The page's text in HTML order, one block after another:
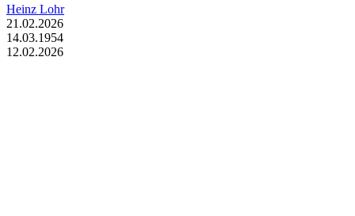
Heinz Lohr
21.02.2026
14.03.1954
12.02.2026